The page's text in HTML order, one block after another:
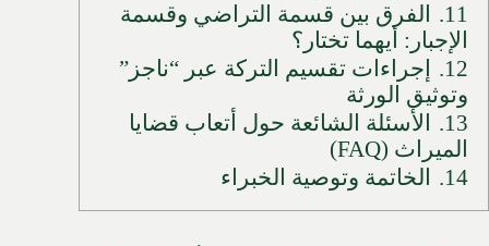
11.
الفرق بين قسمة التراضي وقسمة
الإجبار: أيهما تختار؟
12.
إجراءات تقسيم التركة عبر “ناجز”
وتوثيق الورثة
13.
الأسئلة الشائعة حول أتعاب قضايا
الميراث (FAQ)
14.
الخاتمة وتوصية الخبراء